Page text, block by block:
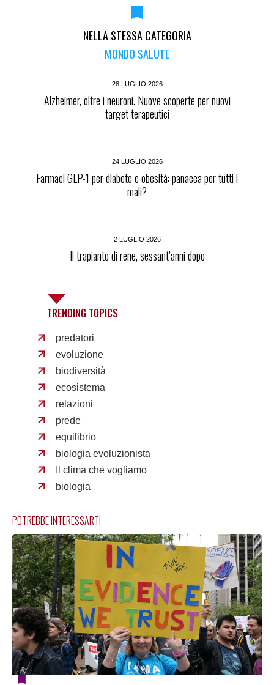
NELLA STESSA CATEGORIA
MONDO SALUTE
28 LUGLIO 2026
Alzheimer, oltre i neuroni. Nuove scoperte per nuovi
target terapeutici
24 LUGLIO 2026
Farmaci GLP-1 per diabete e obesità: panacea per tutti i
mali?
2 LUGLIO 2026
Il trapianto di rene, sessant’anni dopo
TRENDING TOPICS
predatori
evoluzione
biodiversità
ecosistema
relazioni
prede
equilibrio
biologia evoluzionista
Il clima che vogliamo
biologia
POTREBBE INTERESSARTI